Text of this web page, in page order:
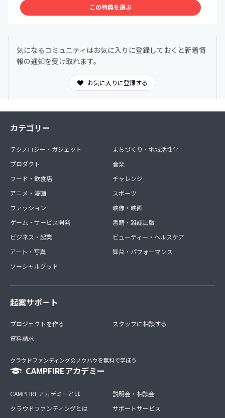
③ メンバー限定Discordコミュニティ
わからないことは気軽に質問OK。日常的に気づきや学び
を共有できます。
この特典を選ぶ
気になるコミュニティはお気に入りに登録しておくと新着情
報の通知を受け取れます。
お気に入りに登録する
カテゴリー
テクノロジー・ガジェット
プロダクト
フード・飲食店
アニメ・漫画
ファッション
ゲーム・サービス開発
ビジネス・起業
アート・写真
ソーシャルグッド
まちづくり・地域活性化
音楽
チャレンジ
スポーツ
映像・映画
書籍・雑誌出版
ビューティー・ヘルスケア
舞台・パフォーマンス
起案サポート
プロジェクトを作る
資料請求
スタッフに相談する
クラウドファンディングのノウハウを無料で学ぼう
CAMPFIREアカデミー
CAMPFIREアカデミーとは
クラウドファンディングとは
説明会・相談会
サポートサービス